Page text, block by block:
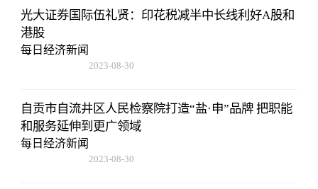
光大证券国际伍礼贤：印花税减半中长线利好A股和
港股
每日经济新闻
2023-08-30
自贡市自流井区人民检察院打造“盐·申”品牌 把职能
和服务延伸到更广领域
每日经济新闻
2023-08-30